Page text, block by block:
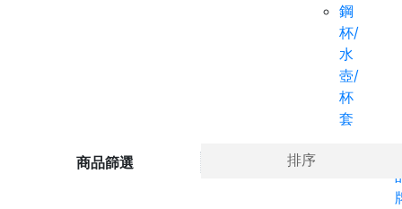
鋼
杯/
水
壺/
杯
套
商品篩選 排序